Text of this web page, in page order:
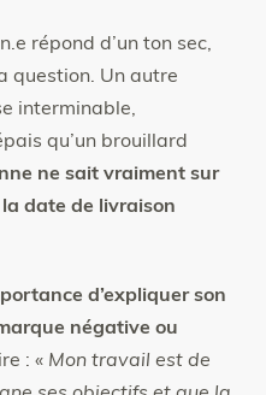
répond d’un ton sec,
question. Un autre
interminable,
qu’un brouillard
ne sait vraiment sur
date de livraison
d’expliquer son
négative ou
: « Mon travail est de